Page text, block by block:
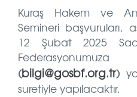
Kuraş Hakem ve
Semineri başvuruları,
12 Şubat 2025
(bilgi@gosbf.org.tr)
suretiyle yapılacaktır.